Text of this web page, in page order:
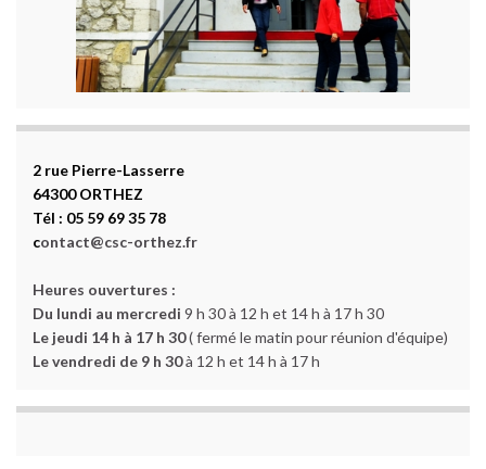
2 rue Pierre-Lasserre
64300 ORTHEZ
Tél : 05 59 69 35 78
contact@csc-orthez.fr
Heures ouvertures :
Du lundi au mercredi 9 h 30 à 12 h et 14 h à 17 h 30
Le jeudi 14 h à 17 h 30( fermé le matin pour réunion d'équipe)
Le vendredi de 9 h 30à 12 h et 14 h à 17 h